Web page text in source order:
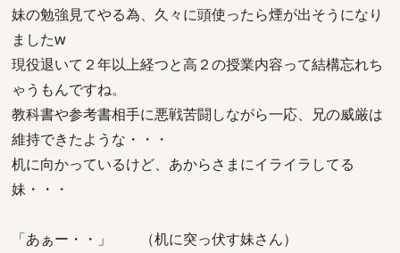
妹の勉強見てやる為、久々に頭使ったら煙が出そうになり
ましたw
現役退いて２年以上経つと高２の授業内容って結構忘れち
ゃうもんですね。
教科書や参考書相手に悪戦苦闘しながら一応、兄の威厳は
維持できたような・・・
机に向かっているけど、あからさまにイライラしてる
妹・・・
「あぁー・・」 （机に突っ伏す妹さん）